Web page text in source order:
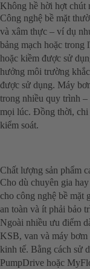
Không hề hời hợt chút
Công nghệ bề mặt
và xâm thực – ví dụ
bảng mạch hoặc trong
hoặc kiềm được sử
hưởng môi trường
được sử dụng. Máy
trong nhiều quy trình –
mọi lúc. Đồng thời, chi
kiểm soát.
Chất lượng sản phẩm
Cho dù chuyên gia
cho công nghệ bề mặt
an toàn và ít phải bảo
Ngoài nhiều ưu điểm
KSB, van và máy
kinh tế. Bằng cách sử
PumpDrive hoặc